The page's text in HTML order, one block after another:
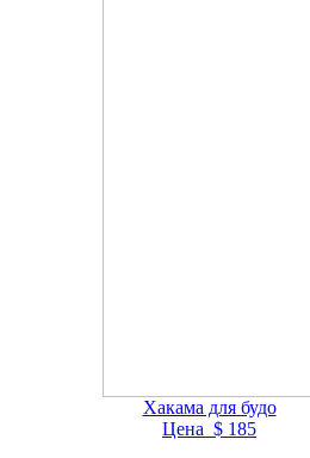
Хакама для будо
Цена $ 185